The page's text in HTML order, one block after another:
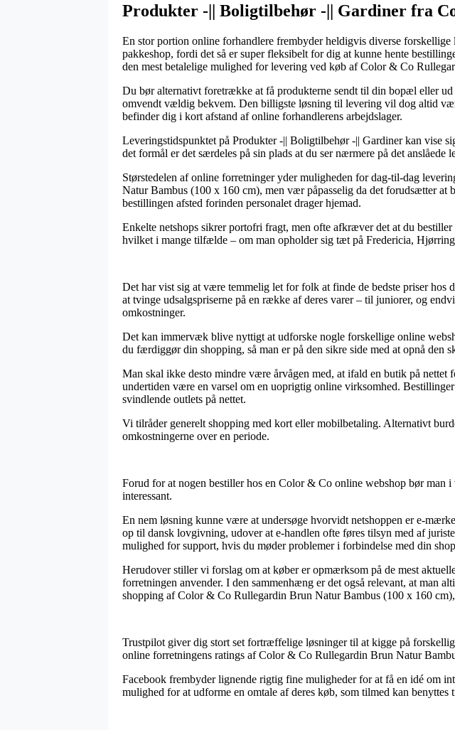
Produkter -|| Boligtilbehør -|| Gardiner fra
En stor portion online forhandlere frembyder heldigvis diverse
pakkeshop, fordi det så er super fleksibelt for dig at kunne hente
den mest betalelige mulighed for levering ved køb af Color & Co
Du bør alternativt foretrække at få produkterne sendt til din bopæl eller
omvendt vældig bekvem. Den billigste løsning til levering vil dog altid
befinder dig i kort afstand af online forhandlerens arbejdslager.
Leveringstidspunktet på Produkter -|| Boligtilbehør -|| Gardiner kan vise
det formål er det særdeles på sin plads at du ser nærmere på det anslåede
Størstedelen af online forretninger yder muligheden for dag-til-dag
Natur Bambus (100 x 160 cm), men vær påpasselig da det forudsætter at
bestillingen afsted forinden personalet drager hjemad.
Enkelte netshops sikrer portofri fragt, men ofte afkræver det at du
hvilket i mange tilfælde – om man opholder sig tæt på Fredericia,
Det har vist sig at være temmelig let for folk at finde de bedste priser
at tvinge udsalgspriserne på en række af deres varer – til juniorer, og
omkostninger.
Det kan immervæk blive nyttigt at udforske nogle forskellige online
du færdiggør din shopping, så man er på den sikre side med at opnå den
Man skal ikke desto mindre være årvågen med, at ifald en butik på nettet
undertiden være en varsel om en uoprigtig online virksomhed.
svindlende outlets på nettet.
Vi tilråder generelt shopping med kort eller mobilbetaling. Alternativt
omkostningerne over en periode.
Forud for at nogen bestiller hos en Color & Co online webshop bør man
interessant.
En nem løsning kunne være at undersøge hvorvidt netshoppen er e-
op til dansk lovgivning, udover at e-handlen ofte føres tilsyn med af
mulighed for support, hvis du møder problemer i forbindelse med din
Herudover stiller vi forslag om at køber er opmærksom på de mest
forretningen anvender. I den sammenhæng er det også relevant, at man
shopping af Color & Co Rullegardin Brun Natur Bambus (100 x 160
Trustpilot giver dig stort set fortræffelige løsninger til at kigge på
online forretningens ratings af Color & Co Rullegardin Brun Natur
Facebook frembyder lignende rigtig fine muligheder for at få en idé om
mulighed for at udforme en omtale af deres køb, som tilmed kan